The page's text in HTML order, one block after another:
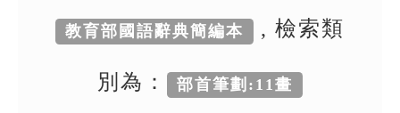
生字詞彙表
教育部國語辭典簡編本 , 檢索類
別為： 部首筆劃:11畫